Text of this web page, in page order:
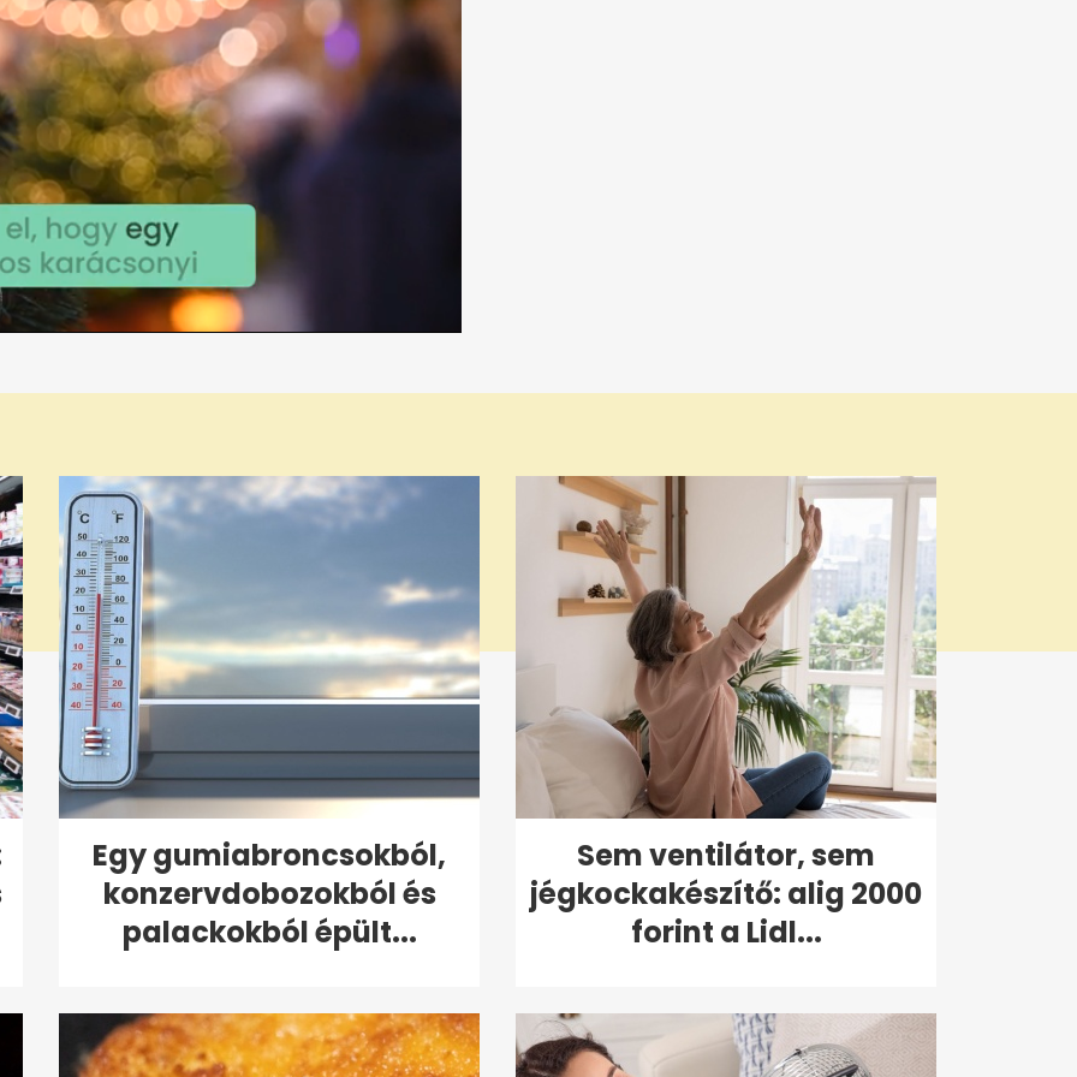
Egy gumiabroncsokból,
konzervdobozokból és
palackokból épült...
Sem ventilátor, sem
jégkockakészítő: alig 2000
forint a Lidl...